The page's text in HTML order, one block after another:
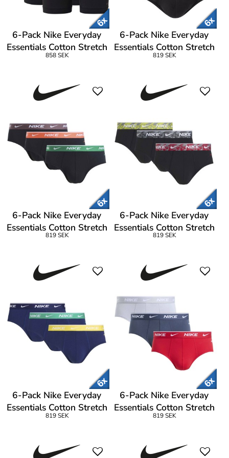
6-Pack Nike Everyday
Essentials Cotton Stretch
Boxer
858 SEK
6-Pack Nike Everyday
Essentials Cotton Stretch
Hip Brief
819 SEK
6-Pack Nike Everyday
Essentials Cotton Stretch
Hip Brief
819 SEK
6-Pack Nike Everyday
Essentials Cotton Stretch
Hip Brief
819 SEK
6-Pack Nike Everyday
Essentials Cotton Stretch
Hip Brief
819 SEK
6-Pack Nike Everyday
Essentials Cotton Stretch
Hip Brief
819 SEK